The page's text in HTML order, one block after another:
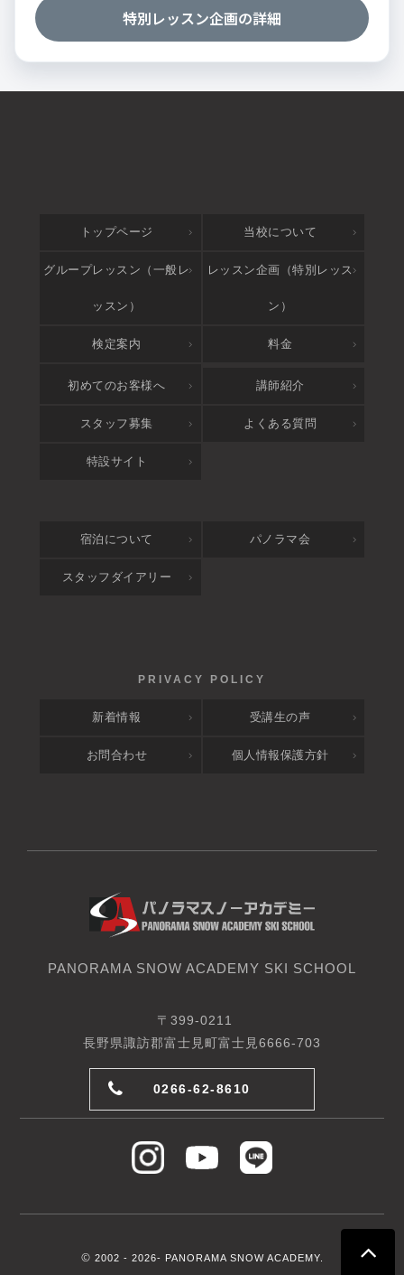
特別レッスン企画の詳細
トップページ 当校について
グループレッスン（一般レ
ッスン）
レッスン企画（特別レッス
ン）
検定案内 料金
アクセス
初めてのお客様へ 講師紹介
スタッフ募集 よくある質問
特設サイト
宿泊について パノラマ会
スタッフダイアリー
新着情報 受講生の声
お問合わせ 個人情報保護方針
PANORAMA SNOW ACADEMY SKI SCHOOL
〒399-0211
長野県諏訪郡富士見町富士見6666-703
0266-62-8610
© 2002 - 2026- PANORAMA SNOW ACADEMY.